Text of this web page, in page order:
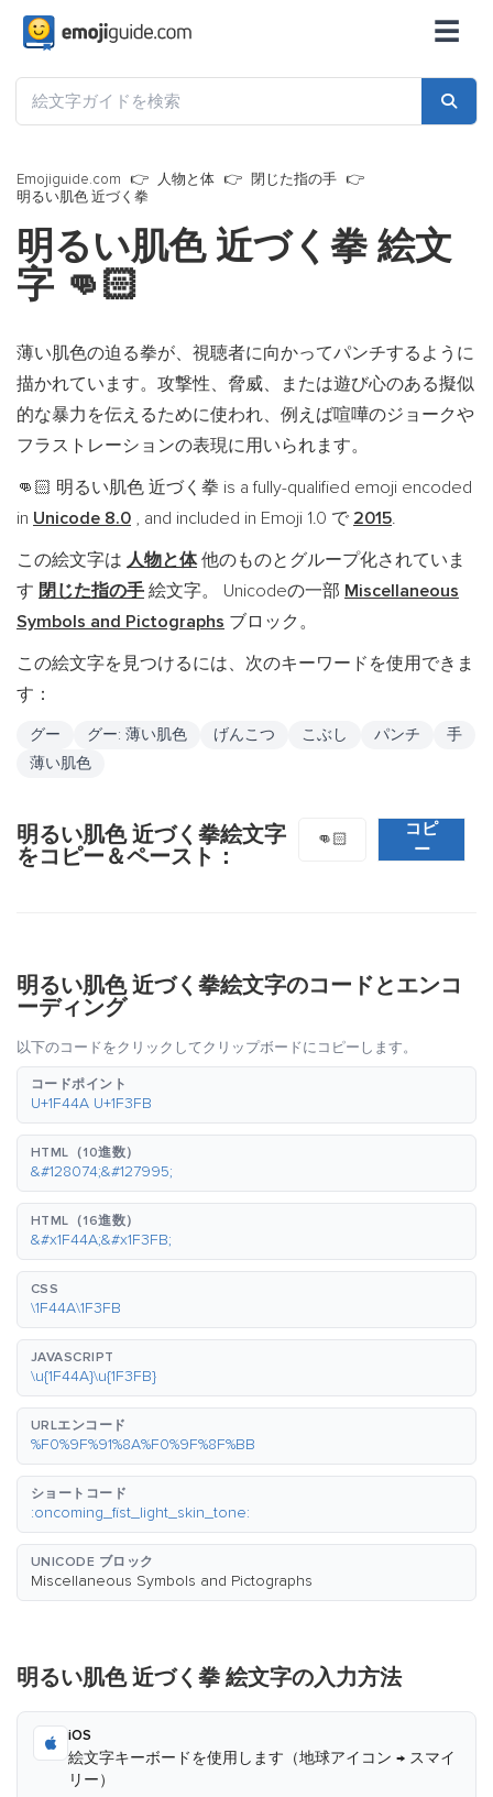
☰
Emojiguide.com 人物と体
閉じた指の手
明るい肌色 近づく拳
明るい肌色 近づく拳 絵文
字 👊🏻
薄い肌色の迫る拳が、視聴者に向かってパンチするように
描かれています。攻撃性、脅威、または遊び心のある擬似
的な暴力を伝えるために使われ、例えば喧嘩のジョークや
フラストレーションの表現に用いられます。
👊🏻 明るい肌色 近づく拳 is a fully-qualified emoji encoded
in Unicode 8.0 , and included in Emoji 1.0 で 2015.
この絵文字は 人物と体他のものとグループ化されていま
す 閉じた指の手 絵文字。 Unicodeの一部 Miscellaneous
Symbols and Pictographs ブロック。
この絵文字を見つけるには、次のキーワードを使用できま
す：
グー グー: 薄い肌色 げんこつ こぶし パンチ
手
薄い肌色
明るい肌色 近づく拳絵文字
をコピー＆ペースト：
👊🏻
コピ
ー
明るい肌色 近づく拳絵文字のコードとエンコ
ーディング
以下のコードをクリックしてクリップボードにコピーします。
コードポイント
U+1F44A U+1F3FB
HTML（10進数）
&#128074;&#127995;
HTML（16進数）
&#x1F44A;&#x1F3FB;
CSS
\1F44A\1F3FB
JAVASCRIPT
\u{1F44A}\u{1F3FB}
URLエンコード
%F0%9F%91%8A%F0%9F%8F%BB
ショートコード
:oncoming_fist_light_skin_tone:
UNICODE ブロック
Miscellaneous Symbols and Pictographs
明るい肌色 近づく拳 絵文字の入力方法
iOS
絵文字キーボードを使用します（地球アイコン → スマイ
リー）